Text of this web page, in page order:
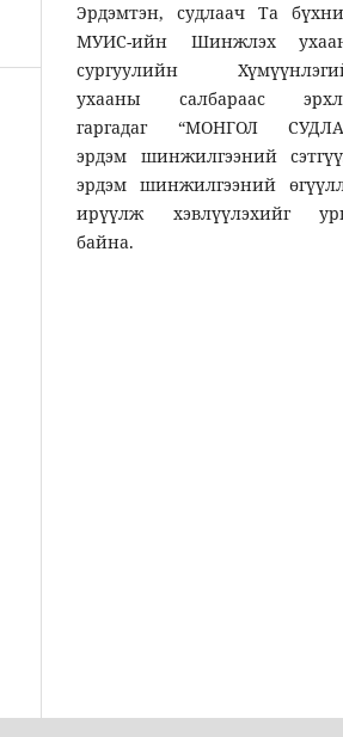
Эрдэмтэн, судлаач Та
МУИС-ийн Шинжлэх
сургуулийн
ухааны салбараас
гаргадаг “МОНГОЛ
эрдэм шинжилгээний
эрдэм шинжилгээний
ирүүлж хэвлүүлэхийг
байна.